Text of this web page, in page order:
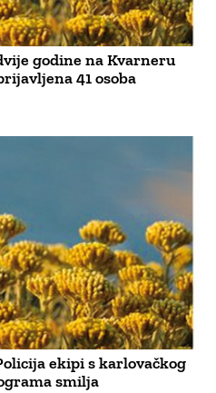
godine na Kvarneru
41 osoba
ekipi s karlovačkog
smilja